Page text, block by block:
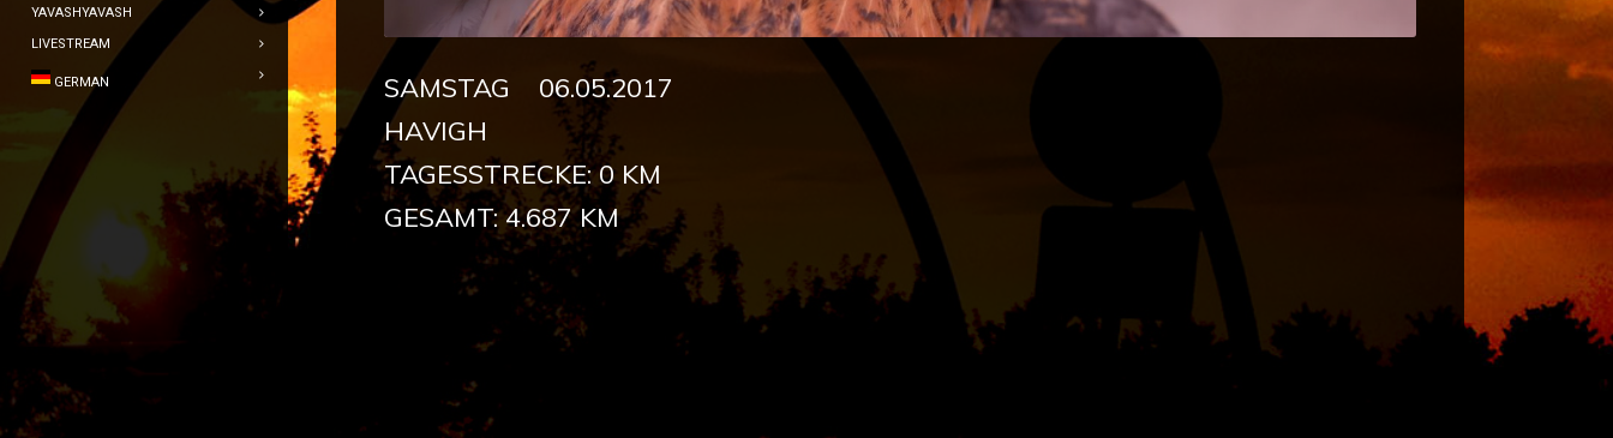
YAVASHYAVASH
LIVESTREAM
GERMAN
SAMSTAG 06.05.2017
HAVIGH
TAGESSTRECKE: 0 KM
GESAMT: 4.687 KM